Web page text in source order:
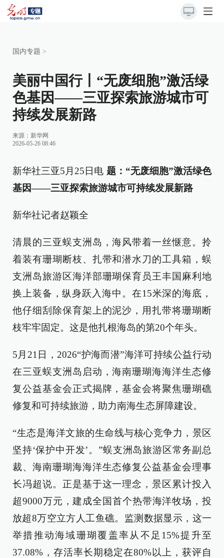
国内专题 >
美丽中国行丨“无废细胞”激活绿
色基因——三亚探索旅游城市可
持续发展新路
来源： 新华网
2026-05-26 08:46
新华社三亚5月25日电 题：“无废细胞”激活绿色
基因——三亚探索旅游城市可持续发展新路
新华社记者赵颖全
清晨的三亚蜈支洲岛，海风带着一丝惬意。拎
着装有珊瑚断枝、扎带和潜水刀的工具箱，蜈
支洲岛旅游区海洋部珊瑚保育员王丰国麻利地
换上装备，纵身跃入海中。在15米深的海底，
他仔细刮除保育架上的泥沙，用扎带将珊瑚断
枝牢牢固定。这是他扎根海岛的第20个年头。
5月21日，2026“护海而潜”海洋可持续公益行动
在三亚蜈支洲岛启动，海南珊瑚海海洋生态修
复公益基金会正式揭牌，基金会将聚焦珊瑚礁
修复和可持续旅游，助力南海生态屏障建设。
“生态是海洋文旅的生命线与核心竞争力，景区
坚持‘保护中开发’。”蜈支洲岛旅游区常务副总
裁、海南珊瑚海海洋生态修复公益基金会理事
长冯超说。正是基于这一理念，景区累计投入
超9000万元，建成全国首个热带海洋牧场，投
放超8万空立方人工鱼礁。监测数据显示，这一
举措推动海域珊瑚覆盖率从不足15%提升至
37.08%，存活率长期稳定在80%以上，获评自